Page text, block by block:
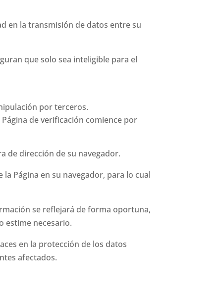
en la transmisión de datos entre su
que solo sea inteligible para el
por terceros.
de verificación comience por
de dirección de su navegador.
Página en su navegador, para lo cual
se reflejará de forma oportuna,
estime necesario.
en la protección de los datos
afectados.